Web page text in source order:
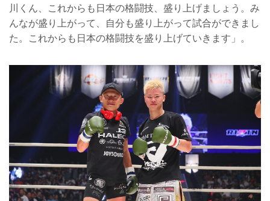
川くん、これからも日本の格闘技、盛り上げましょう。み
んなが盛り上がって、自分も盛り上がって試合ができまし
た。これからも日本の格闘技を盛り上げていきます」。